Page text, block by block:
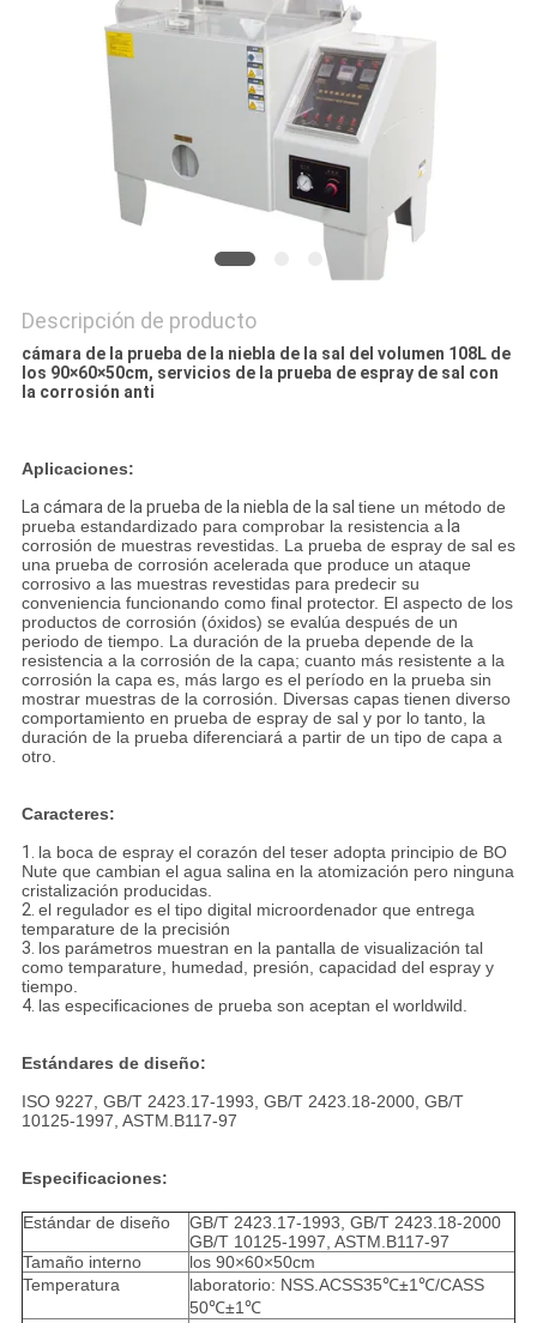
Descripción de producto
cámara de la prueba de la niebla de la sal del volumen 108L de
los 90×60×50cm, servicios de la prueba de espray de sal con
la corrosión anti
Aplicaciones:
La cámara de la prueba de la niebla de la sal tiene un método de
prueba estandardizado para comprobar la resistencia ala
corrosión de muestras revestidas. La prueba de espray de sal es
una prueba de corrosión acelerada que produce un ataque
corrosivo a las muestras revestidas para predecir su
conveniencia funcionando como final protector. El aspecto de los
productos de corrosión (óxidos) se evalúa después de un
periodo de tiempo. La duración de la prueba depende de la
resistencia a la corrosión de la capa; cuanto más resistente a la
corrosión la capa es, más largo es el período en la prueba sin
mostrar muestras de la corrosión. Diversas capas tienen diverso
comportamiento en prueba de espray de sal y por lo tanto, la
duración de la prueba diferenciará a partir de un tipo de capa a
otro.
Caracteres:
1. la boca de espray el corazón del teser adopta principio de BO
Nute que cambian el agua salina en la atomización pero ninguna
cristalización producidas.
2. el regulador es el tipo digital microordenador que entrega
temparature de la precisión
3. los parámetros muestran en la pantalla de visualización tal
como temparature, humedad, presión, capacidad del espray y
tiempo.
4. las especificaciones de prueba son aceptan el worldwild.
Estándares de diseño:
ISO 9227, GB/T 2423.17-1993, GB/T 2423.18-2000, GB/T
10125-1997, ASTM.B117-97
Especificaciones:
Estándar de diseño
GB/T 2423.17-1993, GB/T 2423.18-2000
GB/T 10125-1997, ASTM.B117-97
Tamaño interno
los 90×60×50cm
Temperatura
laboratorio: NSS.ACSS35℃±1℃/CASS
50℃±1℃